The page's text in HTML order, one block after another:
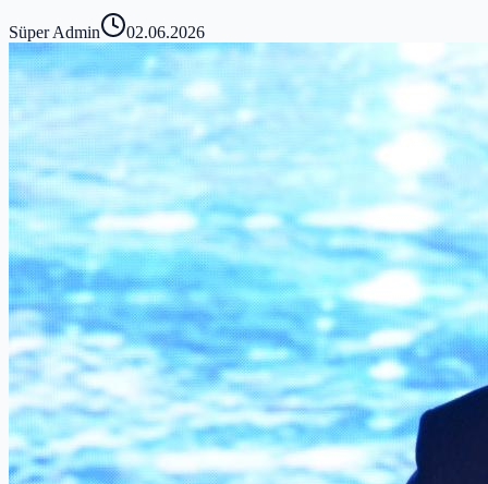
Süper Admin 02.06.2026